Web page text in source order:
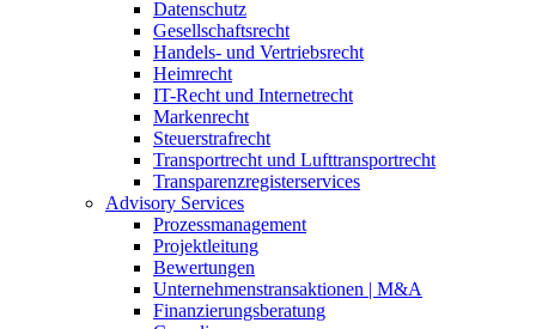
Datenschutz
Gesellschaftsrecht
Handels- und Vertriebsrecht
Heimrecht
IT-Recht und Internetrecht
Markenrecht
Steuerstrafrecht
Transportrecht und Lufttransportrecht
Transparenzregisterservices
Advisory Services
Prozessmanagement
Projektleitung
Bewertungen
Unternehmenstransaktionen | M&A
Finanzierungsberatung